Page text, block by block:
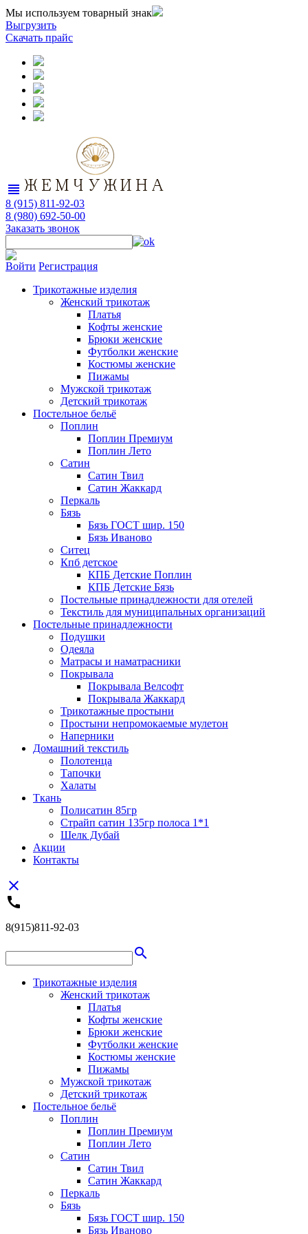
Мы используем товарный знак
Выгрузить
Скачать прайс
view_headline
8 (915) 811-92-03
8 (980) 692-50-00
Заказать звонок
Войти Регистрация
Трикотажные изделия
Женский трикотаж
Платья
Кофты женские
Брюки женские
Футболки женские
Костюмы женские
Пижамы
Мужской трикотаж
Детский трикотаж
Постельное бельё
Поплин
Поплин Премиум
Поплин Лето
Сатин
Сатин Твил
Сатин Жаккард
Перкаль
Бязь
Бязь ГОСТ шир. 150
Бязь Иваново
Ситец
Кпб детское
КПБ Детские Поплин
КПБ Детские Бязь
Постельные принадлежности для отелей
Текстиль для муниципальных организаций
Постельные принадлежности
Подушки
Одеяла
Матрасы и наматрасники
Покрывала
Покрывала Велсофт
Покрывала Жаккард
Трикотажные простыни
Простыни непромокаемые мулетон
Наперники
Домашний текстиль
Полотенца
Тапочки
Халаты
Ткань
Полисатин 85гр
Страйп сатин 135гр полоса 1*1
Шелк Дубай
Акции
Контакты
close
call
8(915)811-92-03
search
Трикотажные изделия
Женский трикотаж
Платья
Кофты женские
Брюки женские
Футболки женские
Костюмы женские
Пижамы
Мужской трикотаж
Детский трикотаж
Постельное бельё
Поплин
Поплин Премиум
Поплин Лето
Сатин
Сатин Твил
Сатин Жаккард
Перкаль
Бязь
Бязь ГОСТ шир. 150
Бязь Иваново